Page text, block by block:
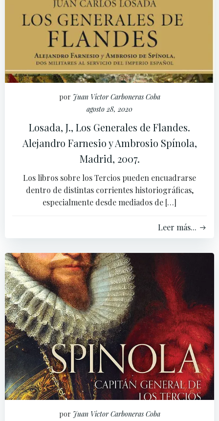
por Juan Victor Carboneras Coba
agosto 28, 2020
Losada, J., Los Generales de Flandes.
Alejandro Farnesio y Ambrosio Spínola,
Madrid, 2007.
Los libros sobre los Tercios pueden encuadrarse
dentro de distintas corrientes historiográficas,
especialmente desde mediados de […]
Leer más...
por Juan Victor Carboneras Coba